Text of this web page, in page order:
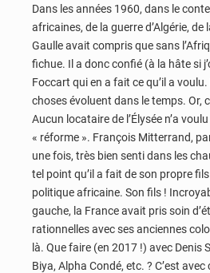
Dans les années 1960, dans le
africaines, de la guerre d’Algérie, de
Gaulle avait compris que sans
fichue. Il a donc confié (à la hâte si
Foccart qui en a fait ce qu’il a
choses évoluent dans le temps. Or,
Aucun locataire de l’Élysée n’a
« réforme ». François Mitterrand,
une fois, très bien senti dans les
tel point qu’il a fait de son propre
politique africaine. Son fils !
gauche, la France avait pris soin
rationnelles avec ses anciennes
là. Que faire (en 2017 !) avec Denis
Biya, Alpha Condé, etc. ? C’est